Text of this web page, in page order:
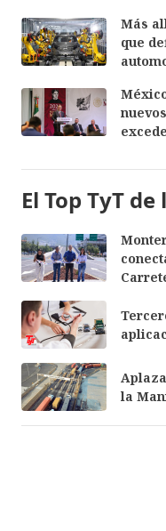
Más
que
El Top TyT
la